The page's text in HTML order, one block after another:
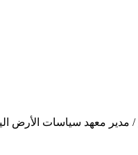
/ مدير معهد سياسات الأرض